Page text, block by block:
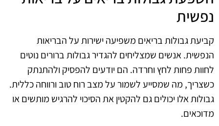
נפשית
קביעת גבולות בריאים משפיעה ישירות על הבריאות
הנפשית. אנשים שמצליחים להגדיר גבולות ברורים נוטים
לחוות פחות לחץ וחרדה. הם יודעים להפסיק ולהתנתק
כשצריך, מה שמסייע לשמור על מצב רוח טוב ורווחה כללית.
גבולות אלו יכולים גם להקטין את הסיכוי להרגיש מותשים או
מדוכאים.